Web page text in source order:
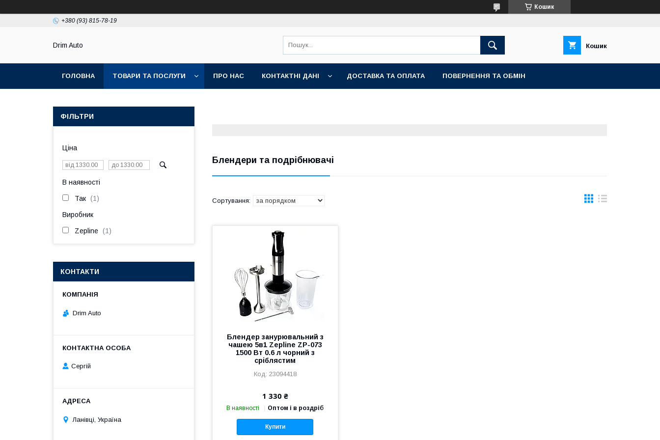
Кошик
+380 (93) 815-78-19
Drim Auto Кошик
ГОЛОВНА ТОВАРИ ТА ПОСЛУГИ ПРО НАС КОНТАКТНІ ДАНІ ДОСТАВКА ТА ОПЛАТА ПОВЕРНЕННЯ ТА ОБМІН
Блендери та подрібнювачі
Блендер занурювальний з
чашею 5в1 Zepline ZP-073
1500 Вт 0.6 л чорний з
сріблястим
23094418
1 330 ₴
В наявності Оптом і в роздріб
Купити
ФІЛЬТРИ
Ціна
В наявності
Так 1
Виробник
Zepline 1
КОНТАКТИ
Drim Auto
Сергій
Ланівці, Україна